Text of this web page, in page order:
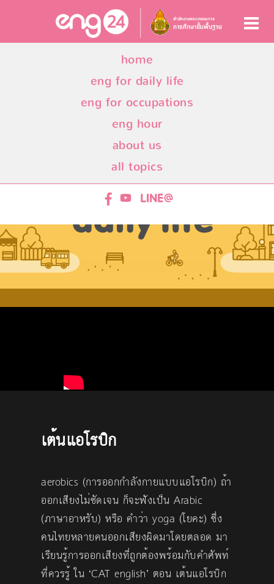
home
eng for daily life
eng for occupations
eng hour
about us
all topics
เต้นแอโรบิก
aerobics (การออกกำลังกายแบบแอโรบิก) ถ้า
ออกเสียงไม่ชัดเจน ก็จะฟังเป็น Arabic
(ภาษาอาหรับ) หรือ คำว่า yoga (โยคะ) ซึ่ง
คนไทยหลายคนออกเสียงผิดมาโดยตลอด มา
เรียนรู้การออกเสียงที่ถูกต้องพร้อมกับคำศัพท์
ที่ควรรู้ ใน ‘CAT english’ ตอน เต้นแอโรบิก